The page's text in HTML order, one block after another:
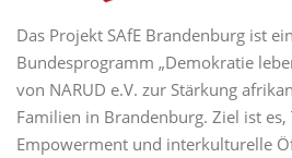
Das Projekt SAfE Brandenburg ist
Bundesprogramm „Demokratie
von NARUD e.V. zur Stärkung
Familien in Brandenburg. Ziel ist es,
Empowerment und interkulturelle